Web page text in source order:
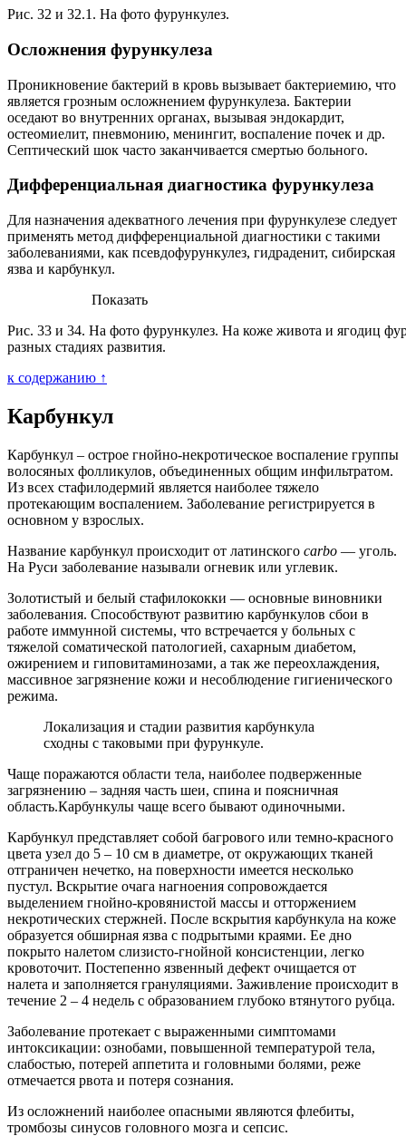
Рис. 32 и 32.1. На фото фурункулез.
Осложнения фурункулеза
Проникновение бактерий в кровь вызывает бактериемию, что
является грозным осложнением фурункулеза. Бактерии
оседают во внутренних органах, вызывая эндокардит,
остеомиелит, пневмонию, менингит, воспаление почек и др.
Септический шок часто заканчивается смертью больного.
Дифференциальная диагностика фурункулеза
Для назначения адекватного лечения при фурункулезе следует
применять метод дифференциальной диагностики с такими
заболеваниями, как псевдофурункулез, гидраденит, сибирская
язва и карбункул.
Показать
Рис. 33 и 34. На фото фурункулез. На коже живота и ягодиц
разных стадиях развития.
к содержанию ↑
Карбункул
Карбункул – острое гнойно-некротическое воспаление группы
волосяных фолликулов, объединенных общим инфильтратом.
Из всех стафилодермий является наиболее тяжело
протекающим воспалением. Заболевание регистрируется в
основном у взрослых.
Название карбункул происходит от латинского carbo — уголь.
На Руси заболевание называли огневик или углевик.
Золотистый и белый стафилококки — основные виновники
заболевания. Способствуют развитию карбункулов сбои в
работе иммунной системы, что встречается у больных с
тяжелой соматической патологией, сахарным диабетом,
ожирением и гиповитаминозами, а так же переохлаждения,
массивное загрязнение кожи и несоблюдение гигиенического
режима.
Локализация и стадии развития карбункула
сходны с таковыми при фурункуле.
Чаще поражаются области тела, наиболее подверженные
загрязнению – задняя часть шеи, спина и поясничная
область.Карбункулы чаще всего бывают одиночными.
Карбункул представляет собой багрового или темно-красного
цвета узел до 5 – 10 см в диаметре, от окружающих тканей
отграничен нечетко, на поверхности имеется несколько
пустул. Вскрытие очага нагноения сопровождается
выделением гнойно-кровянистой массы и отторжением
некротических стержней. После вскрытия карбункула на коже
образуется обширная язва с подрытыми краями. Ее дно
покрыто налетом слизисто-гнойной консистенции, легко
кровоточит. Постепенно язвенный дефект очищается от
налета и заполняется грануляциями. Заживление происходит в
течение 2 – 4 недель с образованием глубоко втянутого рубца.
Заболевание протекает с выраженными симптомами
интоксикации: ознобами, повышенной температурой тела,
слабостью, потерей аппетита и головными болями, реже
отмечается рвота и потеря сознания.
Из осложнений наиболее опасными являются флебиты,
тромбозы синусов головного мозга и сепсис.